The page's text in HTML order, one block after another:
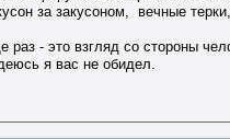
за закусоном, вечные
раз - это взгляд со стороны
я вас не обидел.